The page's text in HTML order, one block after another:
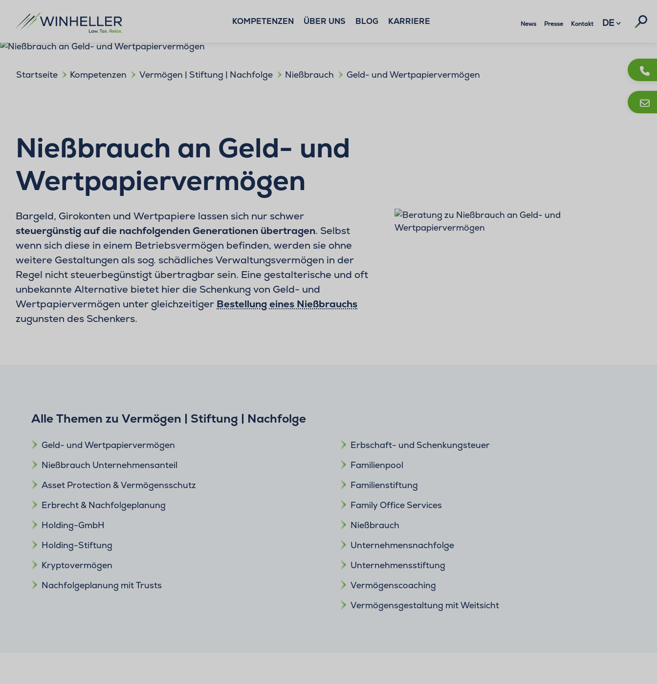
KOMPETENZEN ÜBER UNS BLOG KARRIERE News Presse Kontakt DE
Startseite Kompetenzen Vermögen | Stiftung | Nachfolge Nießbrauch Geld- und Wertpapiervermögen
Nießbrauch an Geld- und
Wertpapiervermögen
Bargeld, Girokonten und Wertpapiere lassen sich nur schwer
steuergünstig auf die nachfolgenden Generationen übertragen. Selbst
wenn sich diese in einem Betriebsvermögen befinden, werden sie ohne
weitere Gestaltungen als sog. schädliches Verwaltungsvermögen in der
Regel nicht steuerbegünstigt übertragbar sein. Eine gestalterische und oft
unbekannte Alternative bietet hier die Schenkung von Geld- und
Wertpapiervermögen unter gleichzeitiger Bestellung eines Nießbrauchs
zugunsten des Schenkers.
Alle Themen zu Vermögen | Stiftung | Nachfolge
Geld- und Wertpapiervermögen
Nießbrauch Unternehmensanteil
Asset Protection & Vermögensschutz
Erbrecht & Nachfolgeplanung
Erbschaft- und Schenkungsteuer
Familienpool
Familienstiftung
Family Office Services
Holding-GmbH
Holding-Stiftung
Kryptovermögen
Nachfolgeplanung mit Trusts
Nießbrauch
Unternehmensnachfolge
Unternehmensstiftung
Vermögenscoaching
Vermögensgestaltung mit Weitsicht